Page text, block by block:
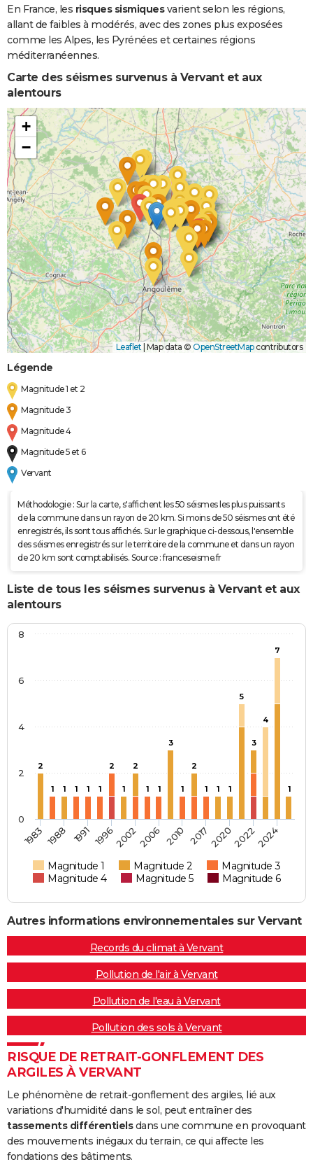
En France, les risques sismiquesvarient selon les régions,
allant de faibles à modérés, avec des zones plus exposées
comme les Alpes, les Pyrénées et certaines régions
méditerranéennes.
Carte des séismes survenus à Vervant et aux
alentours
+
−
Leaflet | Map data © OpenStreetMapcontributors
Légende
Magnitude 1 et 2
Magnitude 3
Magnitude 4
Magnitude 5 et 6
Vervant
Méthodologie : Sur la carte, s'affichent les 50 séismes les plus puissants
de la commune dans un rayon de 20 km. Si moins de 50 séismes ont été
enregistrés, ils sont tous affichés. Sur le graphique ci-dessous, l'ensemble
des séismes enregistrés sur le territoire de la commune et dans un rayon
de 20 km sont comptabilisés. Source : franceseisme.fr
Liste de tous les séismes survenus à Vervant et aux
alentours
2
1 1 1 1 1
2
1
2
1 1
3
1
2
1 1 1
5
3
4
7
1
Magnitude 1 Magnitude 2
Magnitude 3
Magnitude 4
Magnitude 5 Magnitude 6
1983 1988 1991 199620022006 2010 2017202020222024
0
2
4
6
8
Autres informations environnementales sur Vervant
Records du climat à Vervant
Pollution de l'air à Vervant
Pollution de l'eau à Vervant
Pollution des sols à Vervant
RISQUE DE RETRAIT-GONFLEMENT DES
ARGILES À VERVANT
Le phénomène de retrait-gonflement des argiles, lié aux
variations d'humidité dans le sol, peut entraîner des
tassements différentielsdans une commune en provoquant
des mouvements inégaux du terrain, ce qui affecte les
fondations des bâtiments.